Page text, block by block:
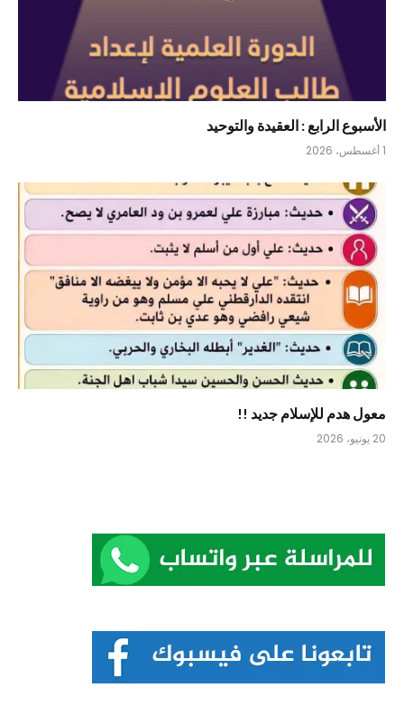
الأسبوع الرابع : العقيدة والتوحيد
1 أغسطس، 2026
معول هدم للإسلام جديد !!
20 يونيو، 2026